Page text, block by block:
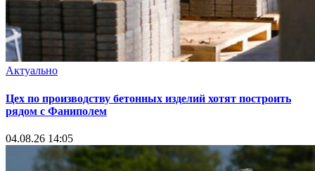
Актуально
Цех по производству бетонных изделий хотят построить
рядом с Фаниполем
04.08.26 14:05